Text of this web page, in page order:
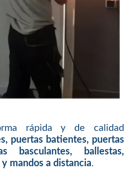
rápida y de calidad
puertas batientes, puertas
basculantes, ballestas,
mandos a distancia.